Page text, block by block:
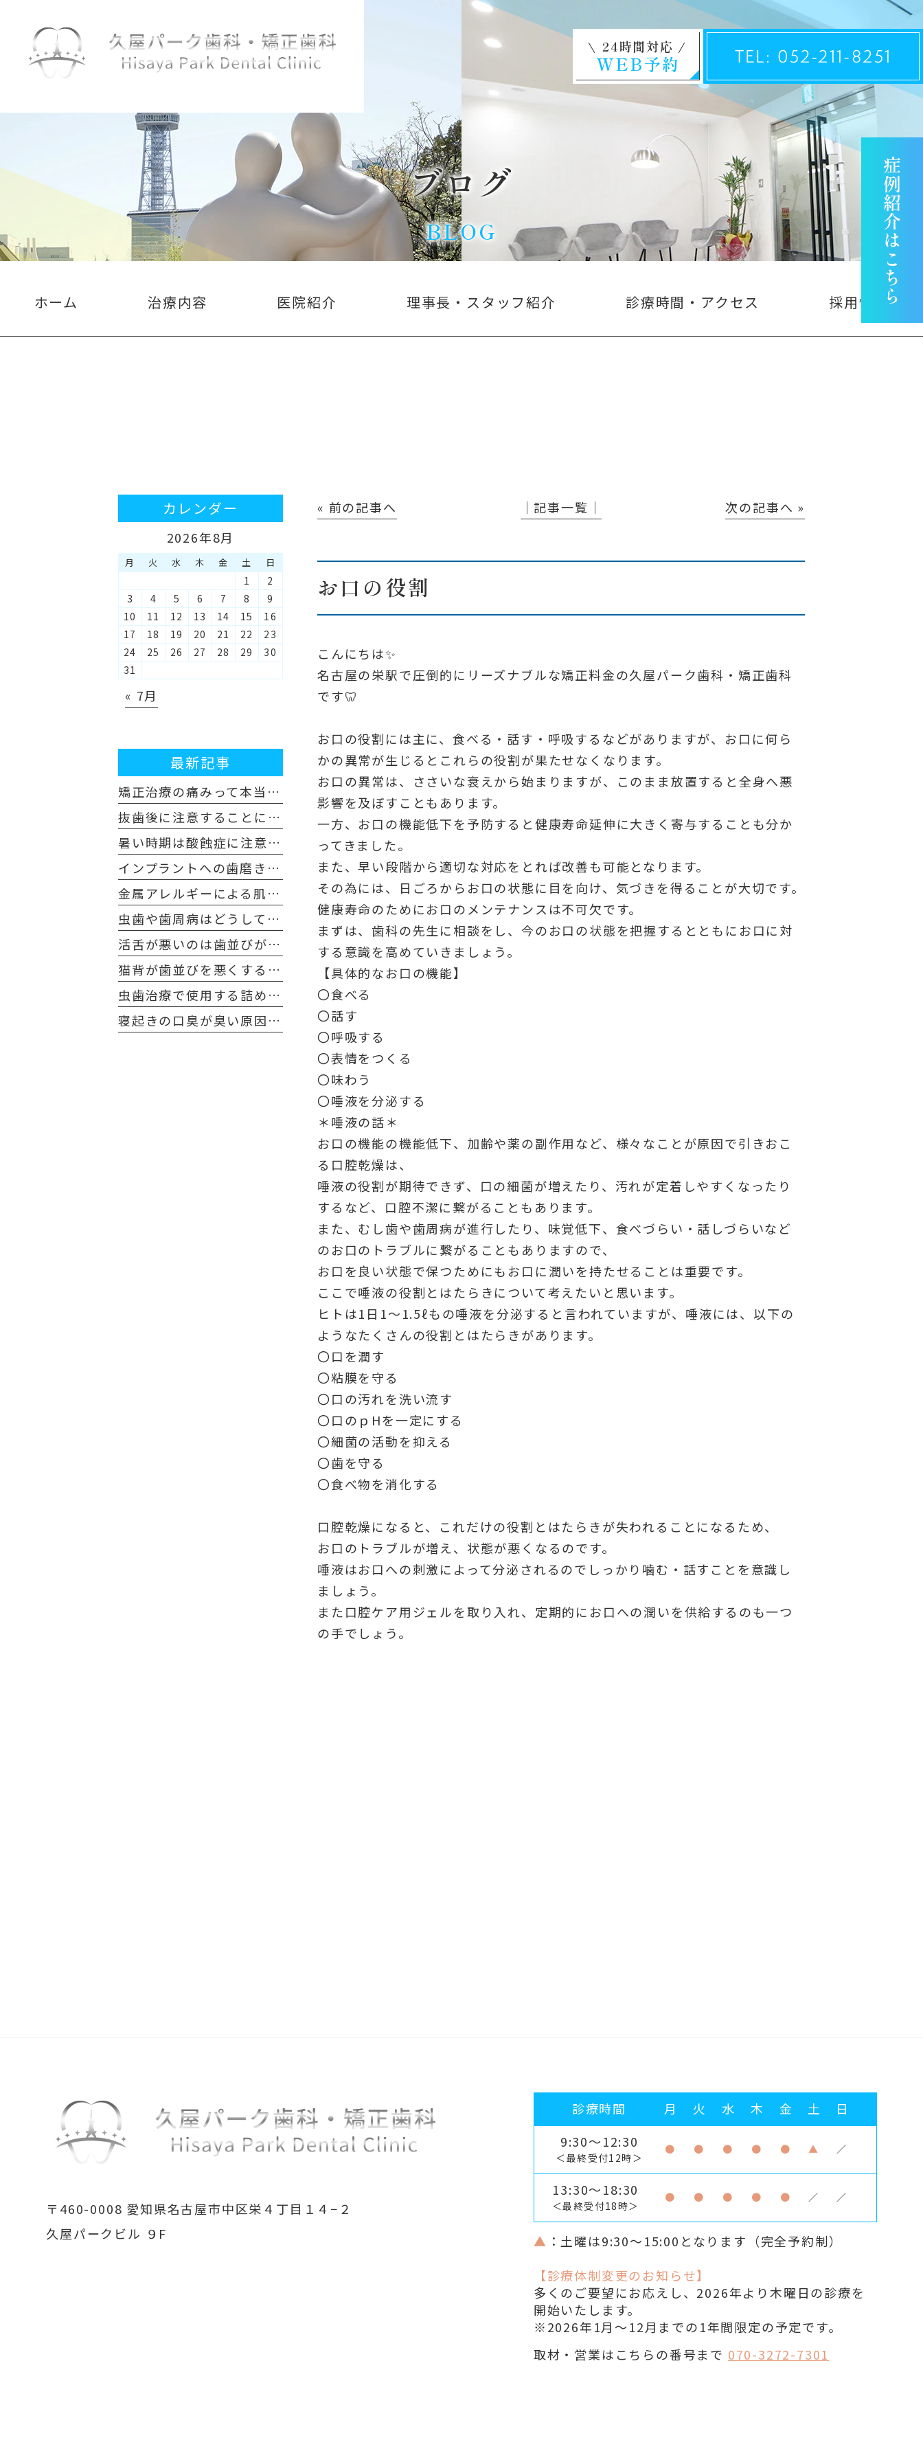
24時間対応
WEB予約 TEL: 052-211-8251
ブログ
BLOG
ホーム 治療内容 医院紹介 理事長・スタッフ紹介 診療時間・アクセス 採用情報
« 前の記事へ │記事一覧│ 次の記事へ »
お口の役割
こんにちは✨
名古屋の栄駅で圧倒的にリーズナブルな矯正料金の久屋パーク歯科・矯正歯科
です🦷
お口の役割には主に、食べる・話す・呼吸するなどがありますが、お口に何ら
かの異常が生じるとこれらの役割が果たせなくなります。
お口の異常は、ささいな衰えから始まりますが、このまま放置すると全身へ悪
影響を及ぼすこともあります。
一方、お口の機能低下を予防すると健康寿命延伸に大きく寄与することも分か
ってきました。
また、早い段階から適切な対応をとれば改善も可能となります。
その為には、日ごろからお口の状態に目を向け、気づきを得ることが大切です。
健康寿命のためにお口のメンテナンスは不可欠です。
まずは、歯科の先生に相談をし、今のお口の状態を把握するとともにお口に対
する意識を高めていきましょう。
【具体的なお口の機能】
〇食べる
〇話す
〇呼吸する
〇表情をつくる
〇味わう
〇唾液を分泌する
＊唾液の話＊
お口の機能の機能低下、加齢や薬の副作用など、様々なことが原因で引きおこ
る口腔乾燥は、
唾液の役割が期待できず、口の細菌が増えたり、汚れが定着しやすくなったり
するなど、口腔不潔に繋がることもあります。
また、むし歯や歯周病が進行したり、味覚低下、食べづらい・話しづらいなど
のお口のトラブルに繋がることもありますので、
お口を良い状態で保つためにもお口に潤いを持たせることは重要です。
ここで唾液の役割とはたらきについて考えたいと思います。
ヒトは1日1～1.5ℓもの唾液を分泌すると言われていますが、唾液には、以下の
ようなたくさんの役割とはたらきがあります。
〇口を潤す
〇粘膜を守る
〇口の汚れを洗い流す
〇口のｐHを一定にする
〇細菌の活動を抑える
〇歯を守る
〇食べ物を消化する
口腔乾燥になると、これだけの役割とはたらきが失われることになるため、
お口のトラブルが増え、状態が悪くなるのです。
唾液はお口への刺激によって分泌されるのでしっかり噛む・話すことを意識し
ましょう。
また口腔ケア用ジェルを取り入れ、定期的にお口への潤いを供給するのも一つ
の手でしょう。
カレンダー
2026年8月
月 火 水 木 金 土 日
1
2
3
4 5 6 7 8
9
10
11 12 13 14 15
16
17
18 19 20 21 22
23
24
25 26 27 28 29
30
31
« 7月
最新記事
矯正治療の痛みって本当にあるの？歯科医師が解説！体験談も交えてご紹介します
抜歯後に注意することについて
暑い時期は酸蝕症に注意しましょう！
インプラントへの歯磨き粉はどんなものを使えばいいの？
金属アレルギーによる肌荒れや舌の痛みを感じた場合は注意が必要です
虫歯や歯周病はどうして早めの受診が必要なのか
活舌が悪いのは歯並びが原因？
猫背が歯並びを悪くする原因に！？
虫歯治療で使用する詰め物や被せ物の寿命とケア方法
寝起きの口臭が臭い原因と解決方法
〒460-0008 愛知県名古屋市中区栄４丁目１４−２
久屋パークビル ９F
診療時間 月 火 水 木 金 土
日
9:30～12:30
＜最終受付12時＞
● ● ● ● ● ▲ ／
13:30～18:30
＜最終受付18時＞
● ● ● ● ● ／ ／
▲ ：土曜は9:30～15:00となります（完全予約制）
【診療体制変更のお知らせ】
多くのご要望にお応えし、2026年より木曜日の診療を
開始いたします。
※2026年1月〜12月までの1年間限定の予定です。
取材・営業はこちらの番号まで 070-3272-7301